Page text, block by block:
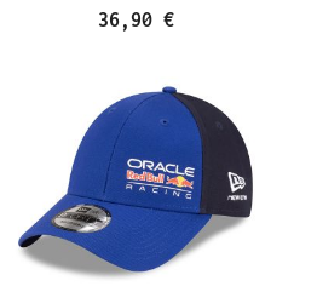
36,90 €